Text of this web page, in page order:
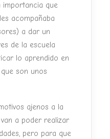
importancia que
acompañaba
a dar un
de la escuela
lo aprendido en
son unos
ajenos a la
a poder realizar
pero para que